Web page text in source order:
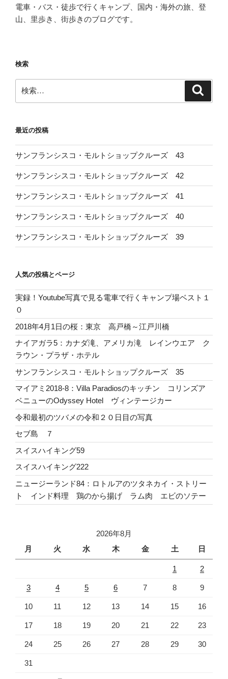
電車・バス・徒歩で行くキャンプ、国内・海外の旅、登
山、里歩き、街歩きのブログです。
検索
索:
最近の投稿
サンフランシスコ・モルトショップクルーズ 43
サンフランシスコ・モルトショップクルーズ 42
サンフランシスコ・モルトショップクルーズ 41
サンフランシスコ・モルトショップクルーズ 40
サンフランシスコ・モルトショップクルーズ 39
人気の投稿とページ
実録！Youtube写真で見る電車で行くキャンプ場ベスト１
０
2018年4月1日の桜：東京 高戸橋～江戸川橋
ナイアガラ5：カナダ滝、アメリカ滝 レインウエア ク
ラウン・プラザ・ホテル
サンフランシスコ・モルトショップクルーズ 35
マイアミ2018-8：Villa Paradiosのキッチン コリンズア
ベニューのOdyssey Hotel ヴィンテージカー
令和最初のツバメの令和２０日目の写真
セブ島 ７
スイスハイキング59
スイスハイキング222
ニュージーランド84：ロトルアのツタネカイ・ストリー
ト インド料理 鶏のから揚げ ラム肉 エビのソテー
2026年8月
月
火 水 木 金 土 日
1 2
3 4 5 6 7 8 9
10 11 12 13 14 15 16
17 18 19 20 21 22 23
24 25 26 27 28 29 30
31